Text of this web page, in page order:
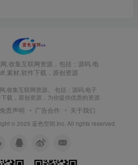
,收集互联网资源，包括：源码,电
素材,软件下载，原创资源
,收集互联网资源。 包括：源码,电子
载，原创资源，为你提供优质的资源
免责声明 广告合作 关于我们
© 2025 蓝色空间.Inc. All rights reserved.